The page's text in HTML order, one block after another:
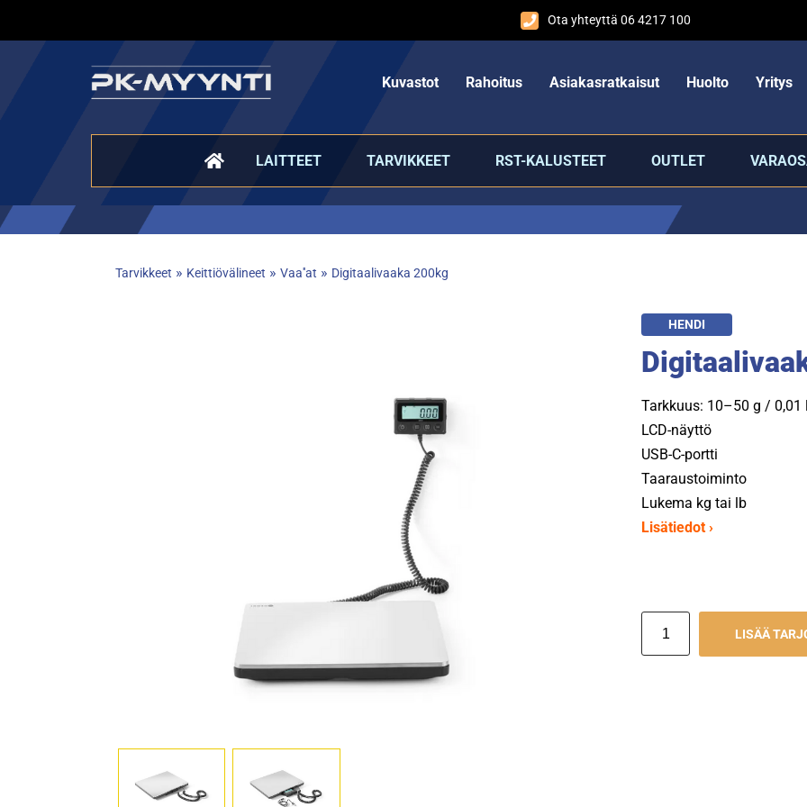
Ota yhteyttä 06 4217 100
Kuvastot Rahoitus Asiakasratkaisut Huolto Yritys
LAITTEET TARVIKKEET RST-KALUSTEET OUTLET
Tarvikkeet » Keittiövälineet » Vaa''at » Digitaalivaaka 200kg
HENDI
Tarkkuus: 10–50 g / 0,01
LCD-näyttö
USB-C-portti
Taaraustoiminto
Lukema kg tai lb
Lisätiedot ›
LISÄÄ